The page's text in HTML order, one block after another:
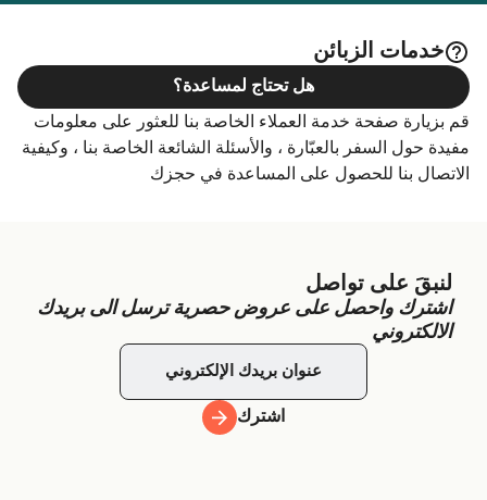
خدمات الزبائن
قم بزيارة صفحة خدمة العملاء الخاصة بنا للعثور على معلومات
مفيدة حول السفر بالعبّارة ، والأسئلة الشائعة الخاصة بنا ، وكيفية
الاتصال بنا للحصول على المساعدة في حجزك
هل تحتاج لمساعدة؟
لنبقَ على تواصل
اشترك واحصل على عروض حصرية ترسل الى بريدك
الالكتروني
اشترك